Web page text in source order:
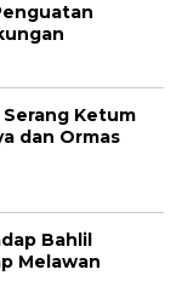
Serang Ketum
dan Ormas
Bahlil
Melawan